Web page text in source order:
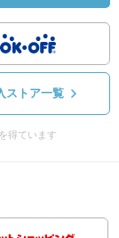
ストア一覧
得ています